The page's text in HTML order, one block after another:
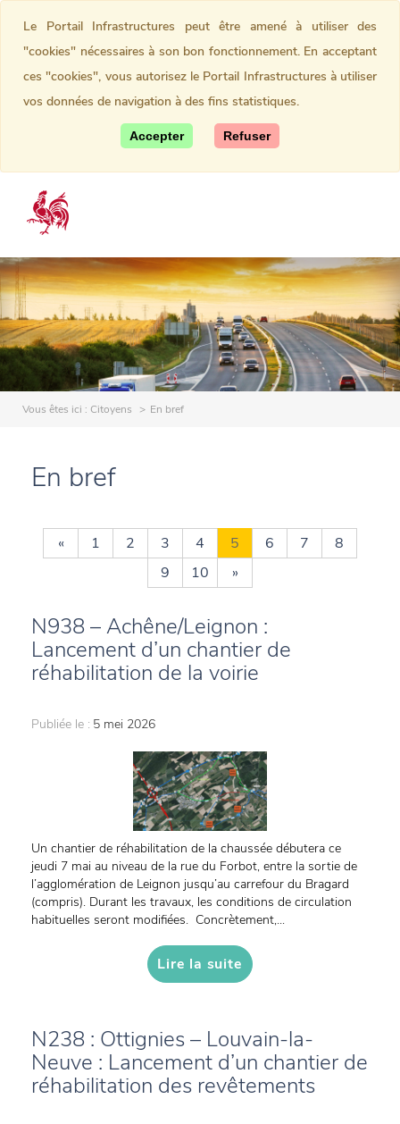
Vous êtes ici : Citoyens En bref
En bref
« 1 2 3 4 5 6 7
8
9
10 »
N938 – Achêne/Leignon :
Lancement d’un chantier de
réhabilitation de la voirie
Publiée le : 5 mei 2026
Un chantier de réhabilitation de la chaussée débutera ce
jeudi 7 mai au niveau de la rue du Forbot, entre la sortie de
l’agglomération de Leignon jusqu’au carrefour du Bragard
(compris). Durant les travaux, les conditions de circulation
habituelles seront modifiées. Concrètement,...
Lire la suite
N238 : Ottignies – Louvain-la-
Neuve : Lancement d’un chantier de
réhabilitation des revêtements
Le Portail Infrastructures peut être amené à utiliser des
"cookies" nécessaires à son bon fonctionnement. En acceptant
ces "cookies", vous autorisez le Portail Infrastructures à utiliser
vos données de navigation à des fins statistiques.
Accepter Refuser